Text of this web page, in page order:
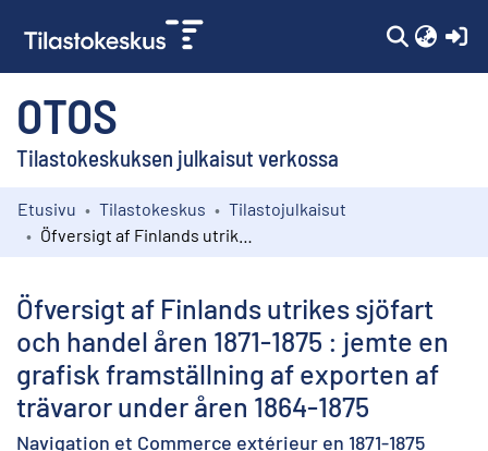
OTOS
Tilastokeskuksen julkaisut verkossa
Kokoelmat
Etusivu Tilastokeskus
Tilastojulkaisut
Öfversigt af Finlands utrikes sjöfart
och handel åren 1871-1875 : jemte en
grafisk framställning af exporten af
trävaror under åren 1864-1875
Navigation et Commerce extérieur en 1871-1875